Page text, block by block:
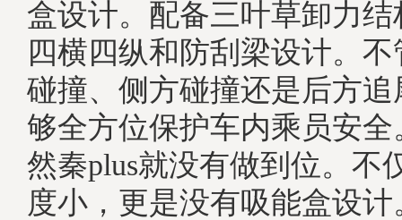
盒设计。配备三叶草卸力
四横四纵和防刮梁设计。
碰撞、侧方碰撞还是后方
够全方位保护车内乘员安
然秦plus就没有做到位。不
度小，更是没有吸能盒设